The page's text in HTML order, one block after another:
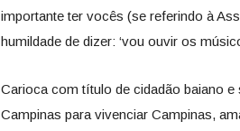
importante ter vocês (se referindo à
humildade de dizer: ‘vou ouvir os
Carioca com título de cidadão baiano
Campinas para vivenciar Campinas,